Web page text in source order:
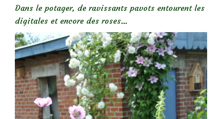
Dans le potager, de ravissants pavots entourent les
digitales et encore des roses…